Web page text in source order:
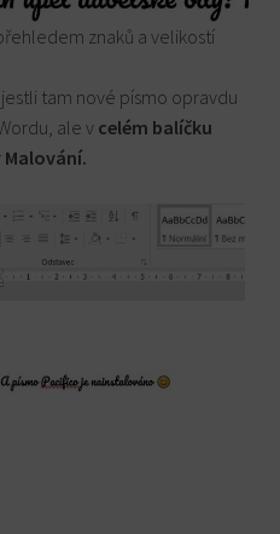
znaků a velikostí
, jestli tam nové písmo opravdu
ale v celém balíčku
Malování.